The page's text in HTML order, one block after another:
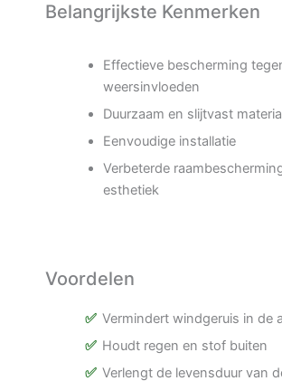
Belangrijkste Kenmerken
Effectieve bescherming
weersinvloeden
Duurzaam en slijtvast
Eenvoudige installatie
Verbeterde
esthetiek
Voordelen
Vermindert windgeruis in de
Houdt regen en stof buiten
Verlengt de levensduur van